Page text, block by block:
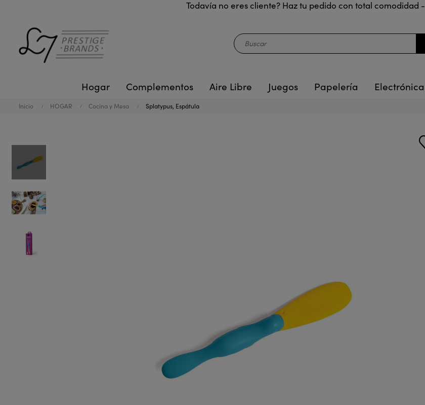
Todavía no eres cliente? Haz tu pedido con total comodidad -
Hogar Complementos Aire Libre Juegos Papelería Electrónica
Inicio HOGAR Cocina y Mesa Splatypus, Espátula